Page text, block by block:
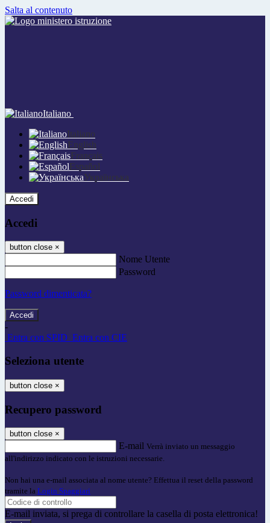
Salta al contenuto
Italiano
Italiano
English
Français
Español
Українська
Accedi
Accedi
button close ×
Nome Utente
Password
Password dimenticata?
-
Entra con SPID Entra con CIE
Seleziona utente
button close ×
Recupero password
button close ×
E-mail Verrà inviato un messaggio
all'indirizzo indicato con le istruzioni necessarie.
Non hai una e-mail associata al nome utente? Effettua il reset della password
tramite la Login Spaggiari
E-mail inviata, si prega di controllare la casella di posta elettronica!